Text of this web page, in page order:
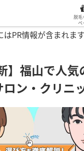
PR情報が含まれます
】福山で人
ン・クリニ
脱毛
ペ